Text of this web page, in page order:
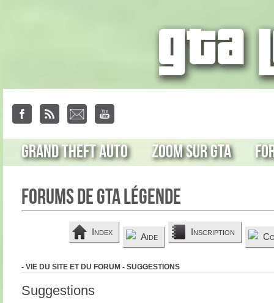
Grand Theft Auto Zoom sur GTA
Forums de GTA Légende
Index Aide Inscription
- VIE DU SITE ET DU FORUM - SUGGESTIONS
Suggestions